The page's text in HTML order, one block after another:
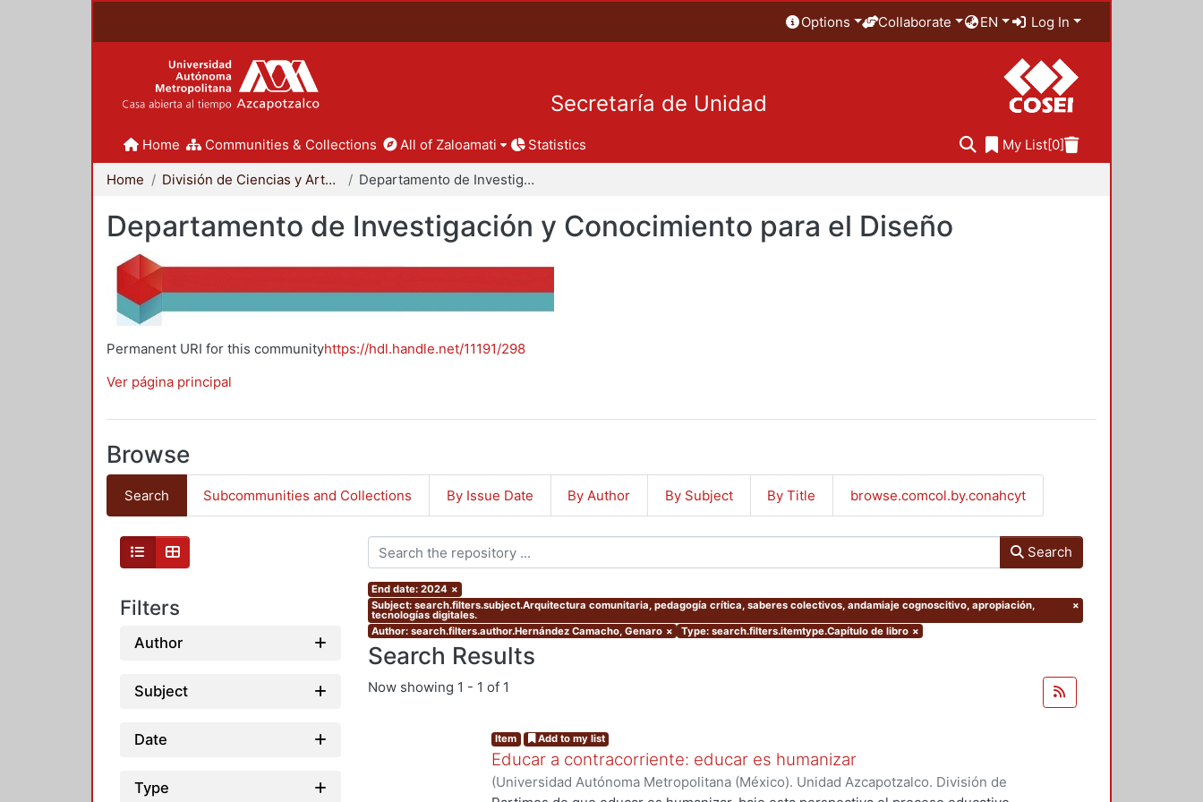
Options Collaborate EN Log In
Secretaría de Unidad
Home Communities & Collections All of Zaloamati Statistics My List[0]
Home División de Ciencias y Artes para el Diseño Departamento de Investigación y Conocimiento para el Diseño
Departamento de Investigación y Conocimiento para el Diseño
Permanent URI for this communityhttps://hdl.handle.net/11191/298
Ver página principal
Browse
Search Subcommunities and Collections By Issue Date By Author By Subject By Title browse.comcol.by.conahcyt
Filters
Author
Subject
Date
Type
Search
End date: 2024 ×
Subject: search.filters.subject.Arquitectura comunitaria, pedagogía crítica, saberes colectivos, andamiaje cognoscitivo, apropiación,
tecnologías digitales.
×
Author: search.filters.author.Hernández Camacho, Genaro × Type: search.filters.itemtype.Capítulo de libro ×
Search Results
Now showing 1 - 1 of 1
Item Add to my list
Educar a contracorriente: educar es humanizar
(Universidad Autónoma Metropolitana (México). Unidad Azcapotzalco. División de